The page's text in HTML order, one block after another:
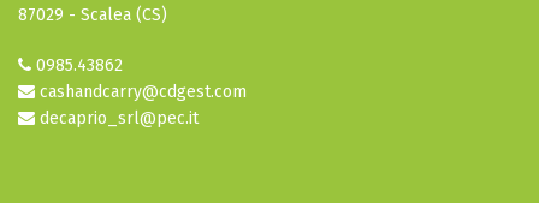
87029 - Scalea (CS)
0985.43862
cashandcarry@cdgest.com
decaprio_srl@pec.it